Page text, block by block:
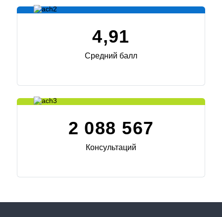
4,91
Средний балл
2 088 567
Консультаций